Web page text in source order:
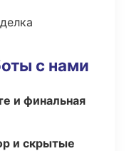
с нами
и финальная
и скрытые